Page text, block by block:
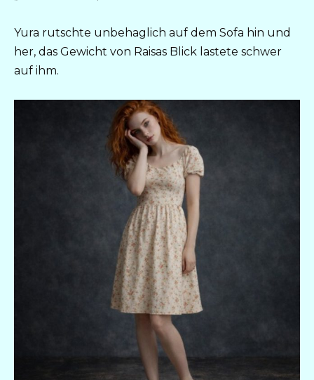
Yura rutschte unbehaglich auf dem Sofa hin und
her, das Gewicht von Raisas Blick lastete schwer
auf ihm.